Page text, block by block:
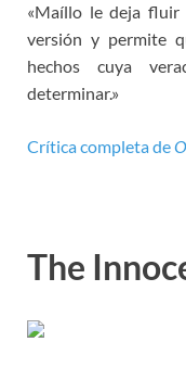
«Maíllo le deja fluir
versión y permite
hechos cuya
determinar.»
Crítica completa de
The